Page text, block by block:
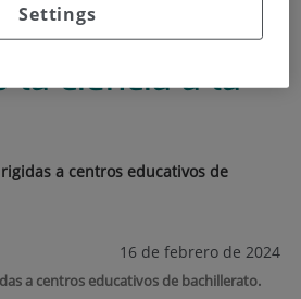
científica?
la ciencia a la
a centros educativos de
16 de febrero de 2024
a centros educativos de bachillerato.
Settings